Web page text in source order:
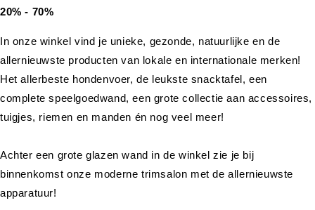
20% - 70%
In onze winkel vind je unieke, gezonde, natuurlijke en de
allernieuwste producten van lokale en internationale merken!
Het allerbeste hondenvoer, de leukste snacktafel, een
complete speelgoedwand, een grote collectie aan accessoires,
tuigjes, riemen en manden én nog veel meer!
Achter een grote glazen wand in de winkel zie je bij
binnenkomst onze moderne trimsalon met de allernieuwste
apparatuur!